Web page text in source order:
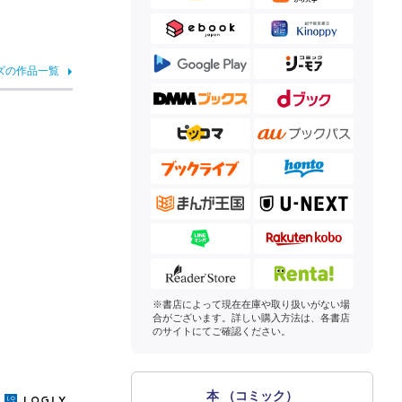
の作品一覧
※書店によって現在在庫や取り扱いがない場
合がございます。詳しい購入方法は、各書店
のサイトにてご確認ください。
本 （コミック）